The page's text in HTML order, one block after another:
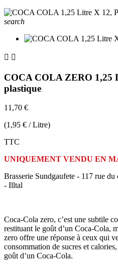
search
 
COCA COLA ZERO 1,25
plastique
11,70 €
(1,95 € / Litre)
TTC
UNIQUEMENT VENDU EN
Brasserie Sundgaufete - 117 rue
- Illtal
Coca-Cola zero, c’est une subtile
restituant le goût d’un Coca-Cola,
zero offre une réponse à ceux qui
consommation de sucres et
goût d’un Coca-Cola.